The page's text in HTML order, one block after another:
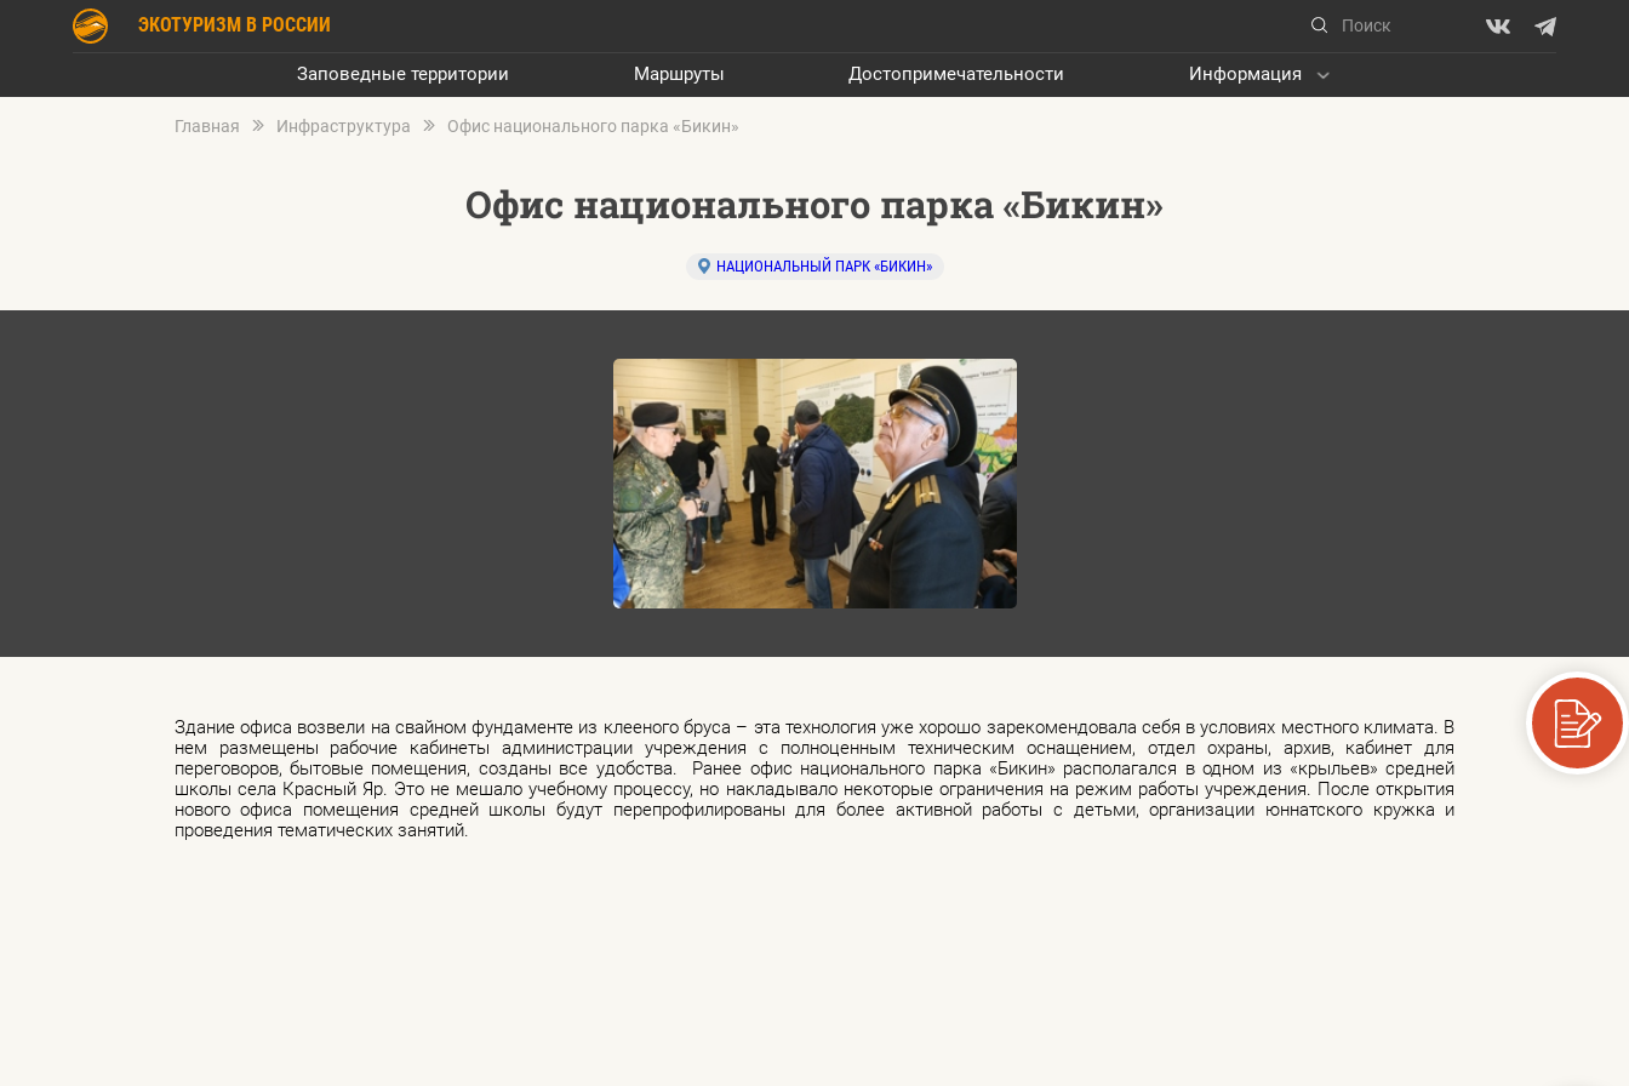
ЭКОТУРИЗМ В РОССИИ
Заповедные территории Маршруты Достопримечательности Информация
Главная Инфраструктура Офис национального парка «Бикин»
Офис национального парка «Бикин»
НАЦИОНАЛЬНЫЙ ПАРК «БИКИН»
Здание офиса возвели на свайном фундаменте из клееного бруса – эта технология уже хорошо зарекомендовала себя в условиях местного климата. В
нем размещены рабочие кабинеты администрации учреждения с полноценным техническим оснащением, отдел охраны, архив, кабинет для
переговоров, бытовые помещения, созданы все удобства. Ранее офис национального парка «Бикин» располагался в одном из «крыльев» средней
школы села Красный Яр. Это не мешало учебному процессу, но накладывало некоторые ограничения на режим работы учреждения. После открытия
нового офиса помещения средней школы будут перепрофилированы для более активной работы с детьми, организации юннатского кружка и
проведения тематических занятий.